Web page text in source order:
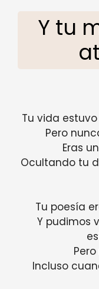
Y tu
Tu vida
Pero
Eras
Ocultando tu
Tu poesía
Y pudimos
Incluso